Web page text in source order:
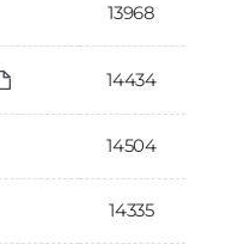
13968
14434
14504
14335